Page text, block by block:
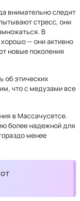
внимательно следит
стресс, они
В
— они активно
новые поколения
об этических
что с медузами все
в Массачусетсе.
более надежной для
менее